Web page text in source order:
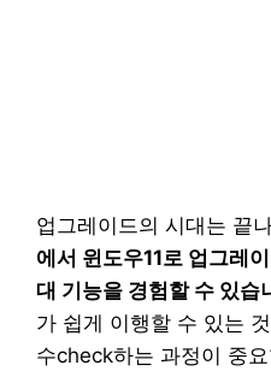
업그레이드의 시대는 끝
에서 윈도우11로 업그레
대 기능을 경험할 수 있습
가 쉽게 이행할 수 있는
수check하는 과정이 중